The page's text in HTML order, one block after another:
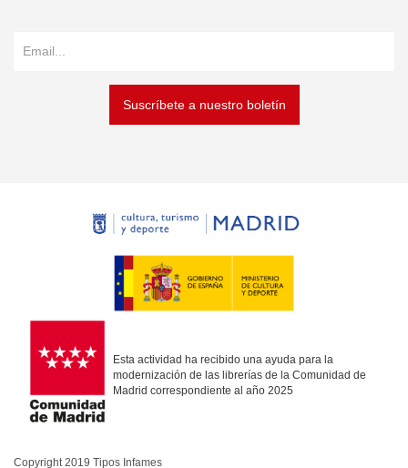
Suscríbete a nuestro boletín
Esta actividad ha recibido una ayuda para la
modernización de las librerías de la Comunidad de
Madrid correspondiente al año 2025
Copyright 2019 Tipos Infames